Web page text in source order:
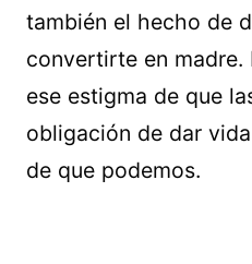
también el hecho de
convertirte en madre.
ese estigma de que
obligación de dar
de que podemos.